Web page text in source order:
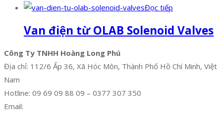
Đọc tiếp
Van điện từ OLAB Solenoid Valves
Công Ty TNHH Hoàng Long Phú
Địa chỉ: 112/6 Ấp 36, Xã Hóc Môn, Thành Phố Hồ Chí Minh, Việt
Nam
Hotline: 09 69 09 88 09 – 0377 307 350
Email: